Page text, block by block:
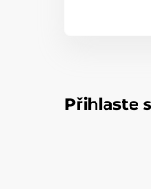
Přihlaste